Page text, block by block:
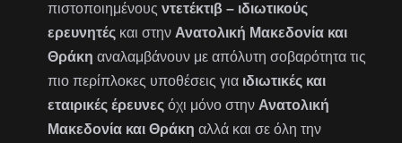
πιστοποιημένουςντετέκτιβ – ιδιωτικούς
ερευνητές και στην Ανατολική Μακεδονία και
Θράκη αναλαμβάνουν με απόλυτη σοβαρότητα τις
πιο περίπλοκες υποθέσεις για ιδιωτικές και
εταιρικές έρευνες όχι μόνο στην Ανατολική
Μακεδονία και Θράκη αλλά και σε όλη την